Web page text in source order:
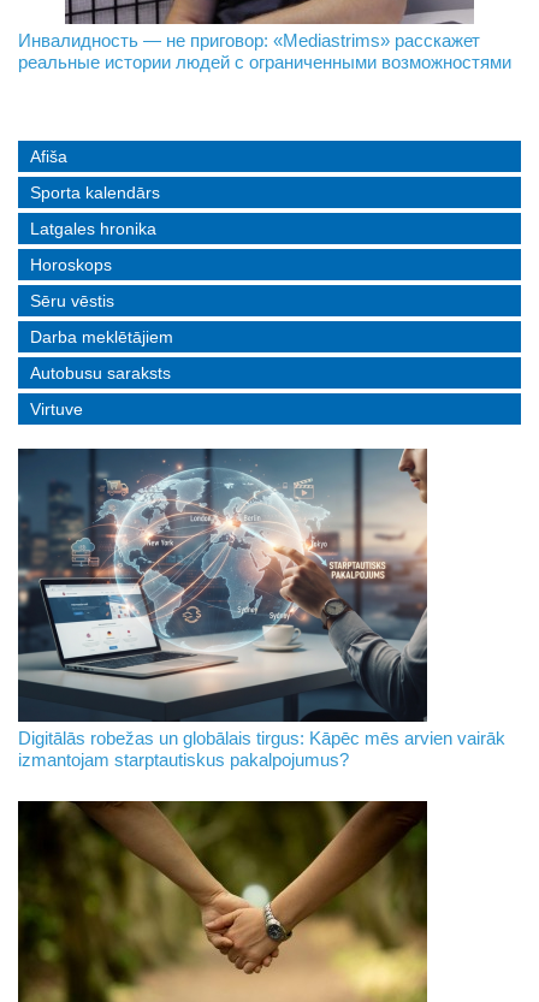
На границе с Беларусью ждут усиления
Даугавпилс возглавил Ассоциацию больших городов
Латвии
Инвалидность — не приговор: «Mediastrims» расскажет
реальные истории людей с ограниченными возможностями
Afiša
Sporta kalendārs
Latgales hronika
Horoskops
Sēru vēstis
Darba meklētājiem
Autobusu saraksts
Virtuve
Digitālās robežas un globālais tirgus: Kāpēc mēs arvien vairāk
izmantojam starptautiskus pakalpojumus?